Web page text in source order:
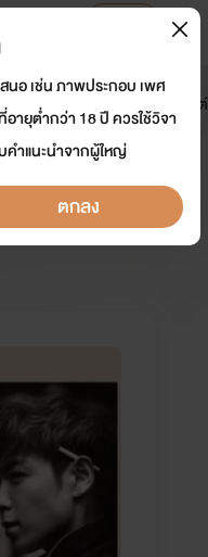
การ์ตูน
มาใหม่
ดรีมแชท ธัญลิสต์
ม
นอ เช่น ภาพประกอบ เพศ
ายุต่ำกว่า 18 ปี ควรใช้วิจา
ำแนะนำจากผู้ใหญ่
ตกลง